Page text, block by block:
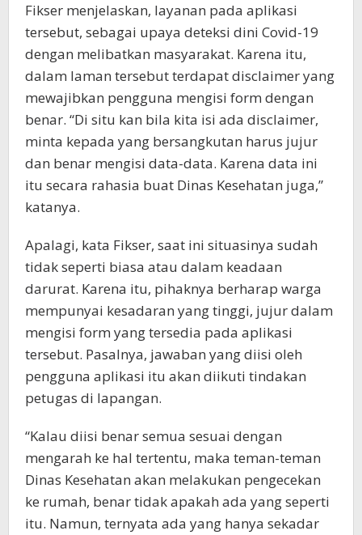
Fikser menjelaskan, layanan pada aplikasi
tersebut, sebagai upaya deteksi dini Covid-19
dengan melibatkan masyarakat. Karena itu,
dalam laman tersebut terdapat disclaimer yang
mewajibkan pengguna mengisi form dengan
benar. “Di situ kan bila kita isi ada disclaimer,
minta kepada yang bersangkutan harus jujur
dan benar mengisi data-data. Karena data ini
itu secara rahasia buat Dinas Kesehatan juga,”
katanya.
Apalagi, kata Fikser, saat ini situasinya sudah
tidak seperti biasa atau dalam keadaan
darurat. Karena itu, pihaknya berharap warga
mempunyai kesadaran yang tinggi, jujur dalam
mengisi form yang tersedia pada aplikasi
tersebut. Pasalnya, jawaban yang diisi oleh
pengguna aplikasi itu akan diikuti tindakan
petugas di lapangan.
“Kalau diisi benar semua sesuai dengan
mengarah ke hal tertentu, maka teman-teman
Dinas Kesehatan akan melakukan pengecekan
ke rumah, benar tidak apakah ada yang seperti
itu. Namun, ternyata ada yang hanya sekadar